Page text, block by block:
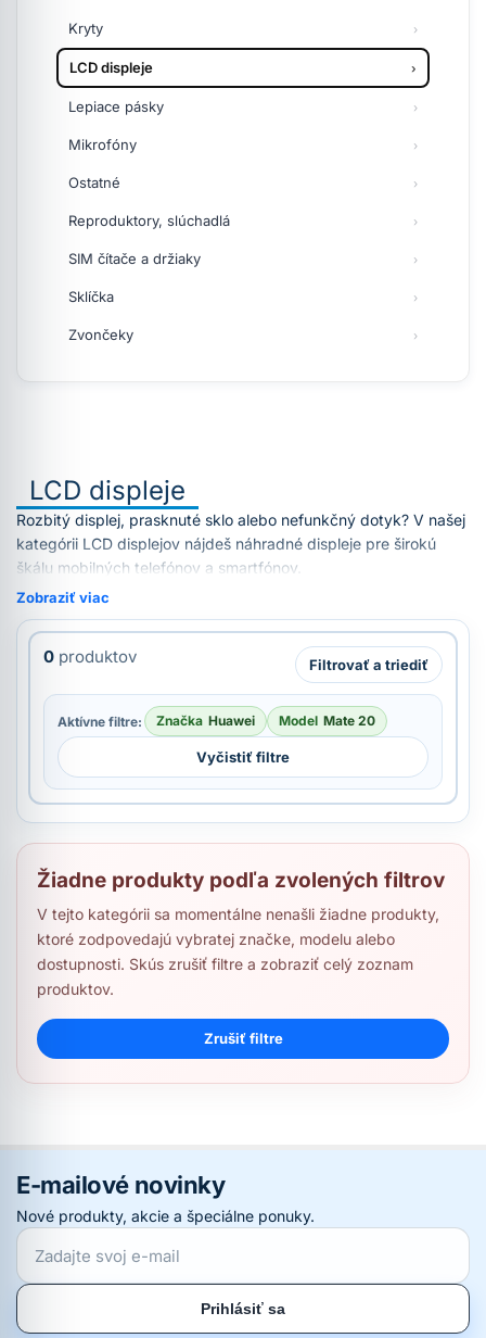
Kryty
LCD displeje
Lepiace pásky
Mikrofóny
Ostatné
Reproduktory, slúchadlá
SIM čítače a držiaky
Sklíčka
Zvončeky
LCD displeje
Rozbitý displej, prasknuté sklo alebo nefunkčný dotyk? V našej
kategórii LCD displejov nájdeš náhradné displeje pre širokú
škálu mobilných telefónov a smartfónov.
Zobraziť viac
0 produktov Filtrovať a triediť
Aktívne filtre: Značka Huawei Model Mate 20
Vyčistiť filtre
Žiadne produkty podľa zvolených filtrov
V tejto kategórii sa momentálne nenašli žiadne produkty,
ktoré zodpovedajú vybratej značke, modelu alebo
dostupnosti. Skús zrušiť filtre a zobraziť celý zoznam
produktov.
Zrušiť filtre
E-mailové novinky
Nové produkty, akcie a špeciálne ponuky.
Prihlásiť sa